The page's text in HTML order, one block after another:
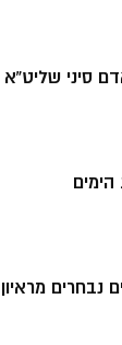
סיני
נבחרים מראיון